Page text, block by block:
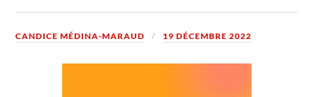
CANDICE MÉDINA-MARAUD 19 DÉCEMBRE 2022